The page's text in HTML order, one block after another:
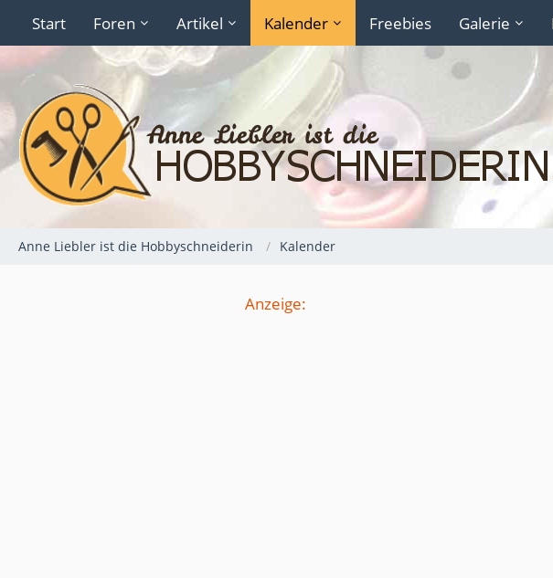
Start Foren Artikel Kalender Freebies Galerie
Anne Liebler ist die Hobbyschneiderin Kalender
Anzeige: